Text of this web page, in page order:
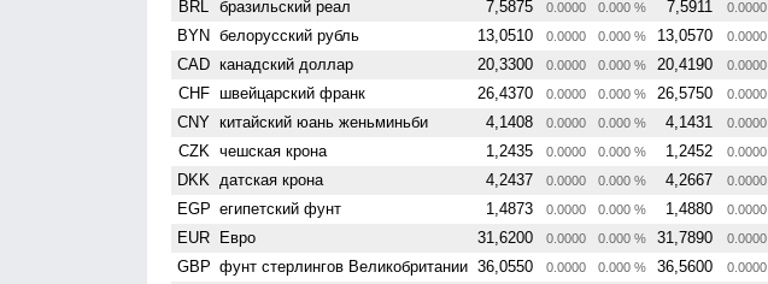
BRL бразильский реал 7,5875 0.0000 0.000 % 7,5911 0.0000
BYN белорусский рубль 13,0510 0.0000 0.000 % 13,0570 0.0000
CAD канадский доллар 20,3300 0.0000 0.000 % 20,4190 0.0000
CHF швейцарский франк 26,4370 0.0000 0.000 % 26,5750 0.0000
CNY китайский юань женьминьби 4,1408 0.0000 0.000 % 4,1431 0.0000
CZK чешская крона 1,2435 0.0000 0.000 % 1,2452 0.0000
DKK датская крона 4,2437 0.0000 0.000 % 4,2667 0.0000
EGP египетский фунт 1,4873 0.0000 0.000 % 1,4880 0.0000
EUR Евро 31,6200 0.0000 0.000 % 31,7890 0.0000
GBP фунт стерлингов Велико­британии 36,0550 0.0000 0.000 % 36,5600 0.0000